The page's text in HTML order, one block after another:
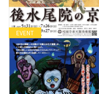
EVENT